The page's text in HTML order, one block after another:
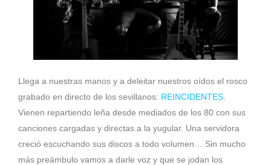
Llega a nuestras manos y a deleitar nuestros oídos el rosco
grabado en directo de los sevillanos: REINCIDENTES
Vienen repartiendo leña desde mediados de los 80 con sus
canciones cargadas y directas a la yugular. Una servidora
creció escuchando sus discos a todo volumen… Sin mucho
más preámbulo vamos a darle voz y que se jodan los